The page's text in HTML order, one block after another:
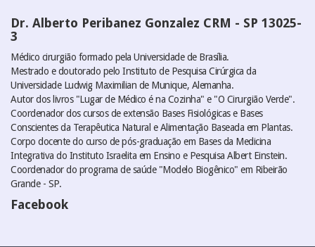
Dr. Alberto Peribanez Gonzalez CRM - SP 13025-
3
Médico cirurgião formado pela Universidade de Brasília.
Mestrado e doutorado pelo Instituto de Pesquisa Cirúrgica da
Universidade Ludwig Maximilian de Munique, Alemanha.
Autor dos livros "Lugar de Médico é na Cozinha" e "O Cirurgião Verde".
Coordenador dos cursos de extensão Bases Fisiológicas e Bases
Conscientes da Terapêutica Natural e Alimentação Baseada em Plantas.
Corpo docente do curso de pós-graduação em Bases da Medicina
Integrativa do Instituto Israelita em Ensino e Pesquisa Albert Einstein.
Coordenador do programa de saúde "Modelo Biogênico" em Ribeirão
Grande - SP.
Facebook